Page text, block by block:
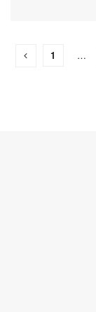
1 …